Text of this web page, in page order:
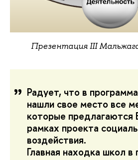
ПрезентацияIII
Радует, что в
нашли свое место все
которые
рамках проекта
воздействия.
Главная находка школ в